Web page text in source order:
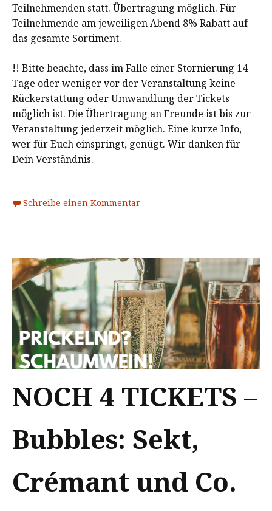
Teilnehmenden statt. Übertragung möglich. Für
Teilnehmende am jeweiligen Abend 8% Rabatt auf
das gesamte Sortiment.
!! Bitte beachte, dass im Falle einer Stornierung 14
Tage oder weniger vor der Veranstaltung keine
Rückerstattung oder Umwandlung der Tickets
möglich ist. Die Übertragung an Freunde ist bis zur
Veranstaltung jederzeit möglich. Eine kurze Info,
wer für Euch einspringt, genügt. Wir danken für
Dein Verständnis.
Schreibe einen Kommentar
NOCH 4 TICKETS –
Bubbles: Sekt,
Crémant und Co.